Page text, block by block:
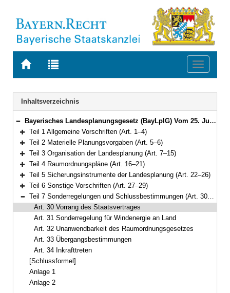
Zur
BAYERN.RECHT
Zur
letzten
Suche
Toggle
Navigation
Inhaltsverzeichnis
Bereich reduzieren
Bayerisches Landesplanungsgesetz (BayLplG) Vom 25. Juni 2012 (GVBl. S. 254) BayRS 230-1-W (Art. 1–34)
Bereich erweitern
Teil 1 Allgemeine Vorschriften (Art. 1–4)
Bereich erweitern
Teil 2 Materielle Planungsvorgaben (Art. 5–6)
Bereich erweitern
Teil 3 Organisation der Landesplanung (Art. 7–15)
Bereich erweitern
Teil 4 Raumordnungspläne (Art. 16–21)
Bereich erweitern
Teil 5 Sicherungsinstrumente der Landesplanung (Art. 22–26)
Bereich erweitern
Teil 6 Sonstige Vorschriften (Art. 27–29)
Bereich reduzieren
Teil 7 Sonderregelungen und Schlussbestimmungen (Art. 30–34)
Art. 30 Vorrang des Staatsvertrages
Art. 31 Sonderregelung für Windenergie an Land
Art. 32 Unanwendbarkeit des Raumordnungsgesetzes
Art. 33 Übergangsbestimmungen
Art. 34 Inkrafttreten
[Schlussformel]
Anlage 1
Anlage 2